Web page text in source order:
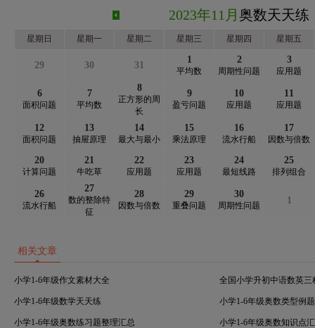
2023年11月 奥数天天练
星期日 星期一 星期二 星期三 星期四 星期五
29 30 31
1
平均数
2
周期性问题
3
应用题
6
面积问题
7
平均数
8
正方形的周
长
9
盈亏问题
10
应用题
11
应用题
12
面积问题
13
抽屉原理
14
最大与最小
15
乘法原理
16
流水行船
17
因数与倍数
20
计算问题
21
牛吃草
22
应用题
23
应用题
24
最短线路
25
排列组合
26
流水行船
27
数的整除特
征
28
因数与倍数
29
重叠问题
30
周期性问题 1
相关文章
小学1-6年级作文素材大全 全国小学升初中语数英三
小学1-6年级数学天天练 小学1-6年级奥数类型例
小学1-6年级奥数练习题整理汇总 小学1-6年级奥数知识点